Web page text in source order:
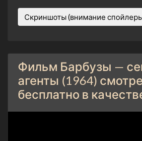
Скриншоты (внимание
Фильм Барбузы —
агенты (1964)
бесплатно в